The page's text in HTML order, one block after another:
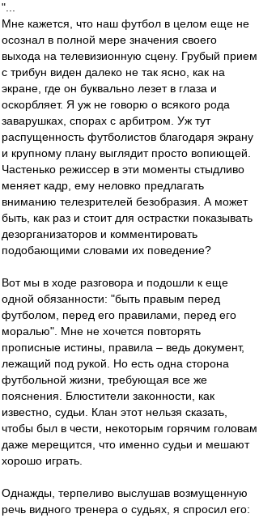
"...
Мне кажется, что наш футбол в целом еще не
осознал в полной мере значения своего
выхода на телевизионную сцену. Грубый прием
с трибун виден далеко не так ясно, как на
экране, где он буквально лезет в глаза и
оскорбляет. Я уж не говорю о всякого рода
заварушках, спорах с арбитром. Уж тут
распущенность футболистов благодаря экрану
и крупному плану выглядит просто вопиющей.
Частенько режиссер в эти моменты стыдливо
меняет кадр, ему неловко предлагать
вниманию телезрителей безобразия. А может
быть, как раз и стоит для острастки показывать
дезорганизаторов и комментировать
подобающими словами их поведение?
Вот мы в ходе разговора и подошли к еще
одной обязанности: "быть правым перед
футболом, перед его правилами, перед его
моралью". Мне не хочется повторять
прописные истины, правила – ведь документ,
лежащий под рукой. Но есть одна сторона
футбольной жизни, требующая все же
пояснения. Блюстители законности, как
известно, судьи. Клан этот нельзя сказать,
чтобы был в чести, некоторым горячим головам
даже мерещится, что именно судьи и мешают
хорошо играть.
Однажды, терпеливо выслушав возмущенную
речь видного тренера о судьях, я спросил его: